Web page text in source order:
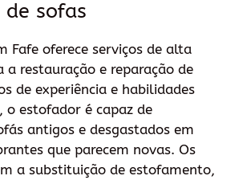
sofas
Fafe oferece serviços de alta
a restauração e reparação de
de experiência e habilidades
o estofador é capaz de
antigos e desgastados em
que parecem novas. Os
a substituição de estofamento,